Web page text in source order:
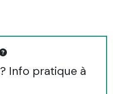
Info pratique à